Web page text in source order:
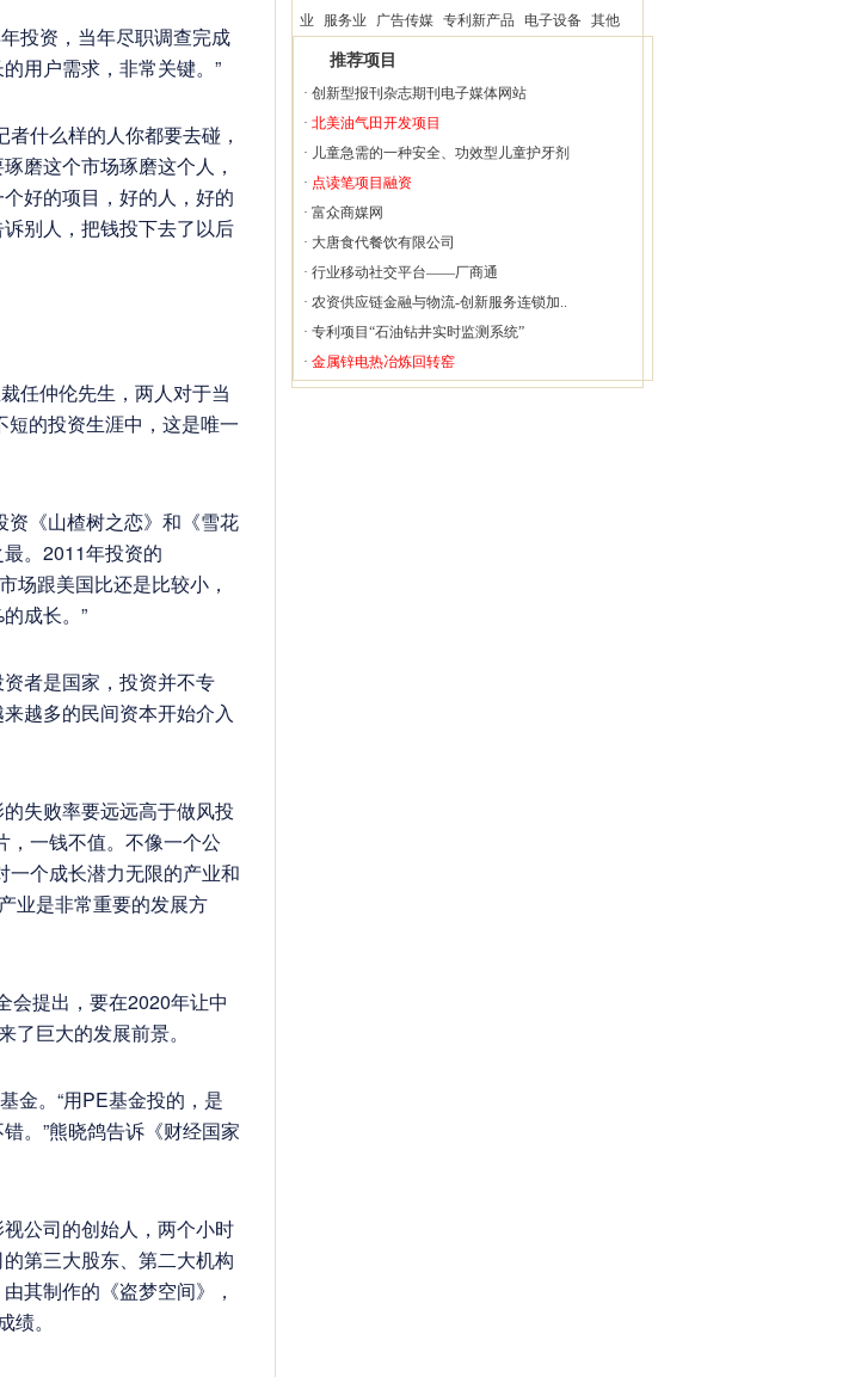
投资，当年尽职调查完成
用户需求，非常关键。”
什么样的人你都要去碰，
磨这个市场琢磨这个人，
好的项目，好的人，好的
别人，把钱投下去了以后
任仲伦先生，两人对于当
的投资生涯中，这是唯一
《山楂树之恋》和《雪花
。2011年投资的
场跟美国比还是比较小，
成长。”
者是国家，投资并不专
越多的民间资本开始介入
失败率要远远高于做风投
，一钱不值。不像一个公
一个成长潜力无限的产业和
业是非常重要的发展方
会提出，要在2020年让中
巨大的发展前景。
金。“用PE基金投的，是
。”熊晓鸽告诉《财经国家
公司的创始人，两个小时
第三大股东、第二大机构
其制作的《盗梦空间》，
。
业
服务业 广告传媒 专利新产品 电子设备 其他
推荐项目
· 创新型报刊杂志期刊电子媒体网站
· 北美油气田开发项目
· 儿童急需的一种安全、功效型儿童护牙剂
· 点读笔项目融资
· 富众商媒网
· 大唐食代餐饮有限公司
· 行业移动社交平台——厂商通
· 农资供应链金融与物流-创新服务连锁加..
· 专利项目“石油钻井实时监测系统”
· 金属锌电热冶炼回转窑